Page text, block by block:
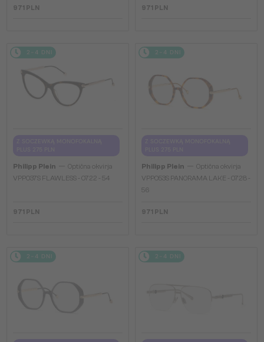
971 PLN 971 PLN
2-4 DNI
Philipp Plein
Optična okvirja
VPP037S FLAWLESS - 0722 - 54
971 PLN
2-4 DNI
Philipp Plein
Optična okvirja
VPP053S PANORAMA LAKE - 0728 -
56
971 PLN
2-4 DNI 2-4 DNI